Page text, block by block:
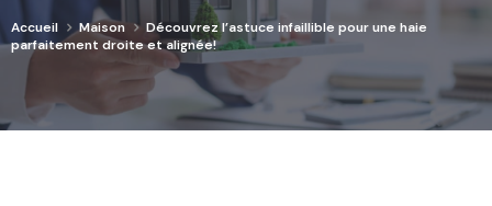
Accueil Maison
Découvrez l’astuce infaillible pour une haie
parfaitement droite et alignée!